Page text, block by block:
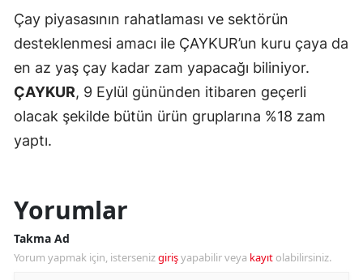
Çay piyasasının rahatlaması ve sektörün
desteklenmesi amacı ile ÇAYKUR’un kuru çaya da
en az yaş çay kadar zam yapacağı biliniyor.
ÇAYKUR, 9 Eylül gününden itibaren geçerli
olacak şekilde bütün ürün gruplarına %18 zam
yaptı.
Yorumlar
Takma Ad
Yorum yapmak için, istersenizgirişyapabilir veya kayıt olabilirsiniz.